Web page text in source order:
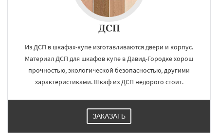
ДСП
Из ДСП в шкафах-купе изготавливаются двери и корпус.
Материал ДСП для шкафов купе в Давид-Городке хорош
прочностью, экологической безопасностью, другими
характеристиками. Шкаф из ДСП недорого стоит.
ЗАКАЗАТЬ